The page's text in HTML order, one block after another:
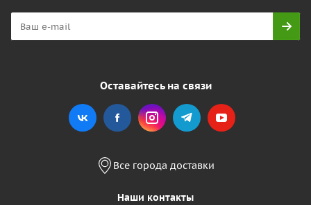
Оставайтесь на связи
Все города доставки
Наши контакты